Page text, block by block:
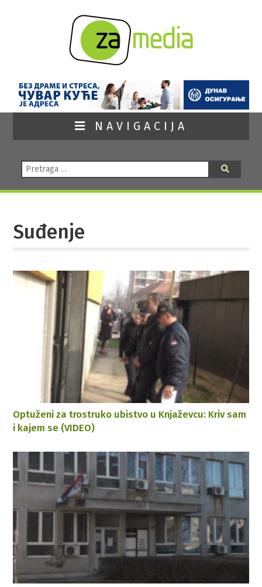
NAVIGACIJA
Pretraga:
Suđenje
Optuženi za trostruko ubistvo u Knjaževcu: Kriv sam
i kajem se (VIDEO)